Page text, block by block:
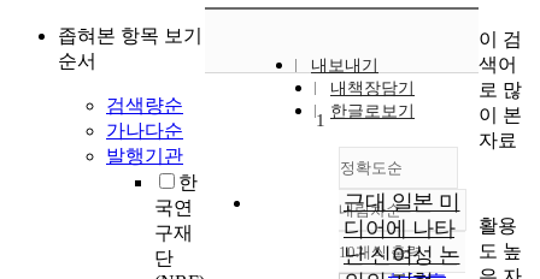
좁혀본 항목 보기
순서
검색량순
가나다순
발행기관
한
국연
구재
단
내보내기
내책장담기
한글로보기
정확도순
정확도
순
인기도
내림차순
내림차순
10개씩 출력
1
근대 일본 미
디어에 나타
난 신여성 논
이 검
색어
로 많
이 본
자료
활용
도 높